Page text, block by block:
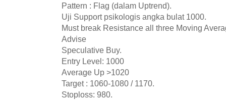
Pattern : Flag (dalam Uptrend).
Uji Support psikologis angka bulat 1000.
Must break Resistance all three Moving
Advise
Speculative Buy.
Entry Level: 1000
Average Up >1020
Target : 1060-1080 / 1170.
Stoploss: 980.